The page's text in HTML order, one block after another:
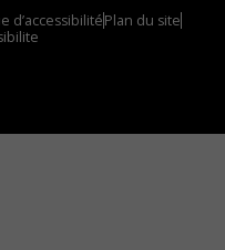
d’accessibilitéPlan du site